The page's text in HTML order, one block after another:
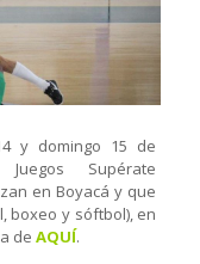
y domingo 15 de
Supérate
en Boyacá y que
boxeo y sóftbol), en
de AQUÍ.